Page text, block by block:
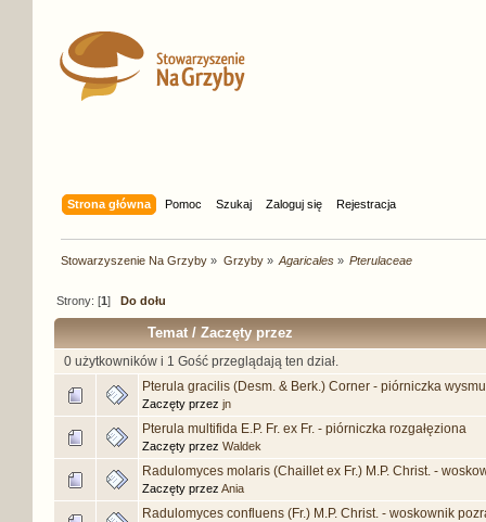
Strona główna Pomoc Szukaj Zaloguj się Rejestracja
Stowarzyszenie Na Grzyby » Grzyby» Agaricales» Pterulaceae
Strony: [1]Do dołu
Temat/Zaczęty przez
0 użytkowników i 1 Gość przeglądają ten dział.
Pterula gracilis (Desm. & Berk.) Corner - piórniczka
Zaczęty przez jn
Pterula multifida E.P. Fr. ex Fr. - piórniczka rozgałęziona
Zaczęty przez Waldek
Radulomyces molaris (Chaillet ex Fr.) M.P. Christ. -
Zaczęty przez Ania
Radulomyces confluens (Fr.) M.P. Christ. - woskownik